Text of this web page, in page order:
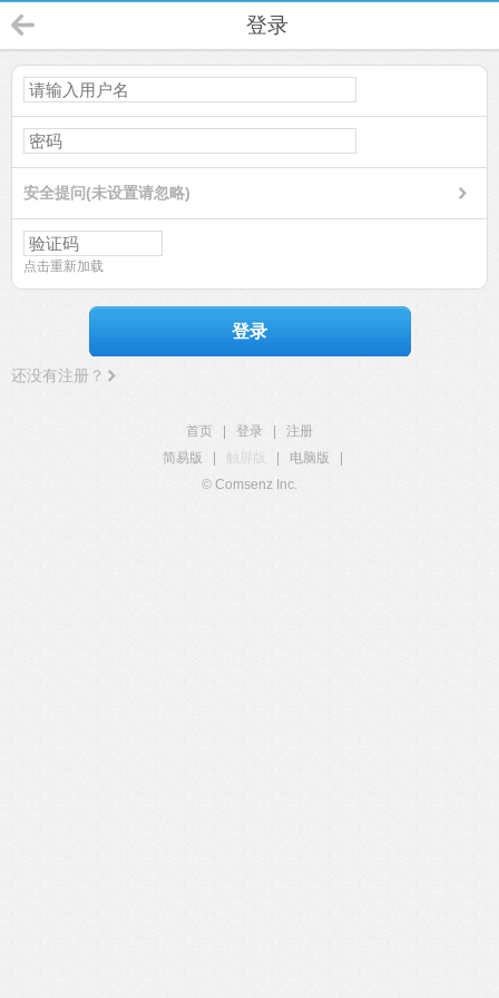
登录
安全提问(未设置请忽略)
点击重新加载
登录
还没有注册？
首页 登录
注册
简易版
触屏版 电脑版
© Comsenz Inc.